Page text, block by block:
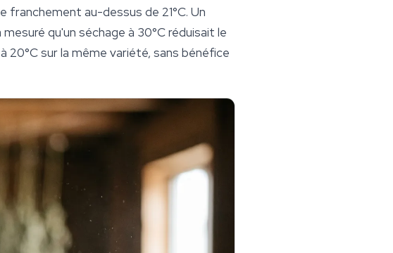
franchement au-dessus de 21°C. Un
qu'un séchage à 30°C réduisait le
20°C sur la même variété, sans bénéfice